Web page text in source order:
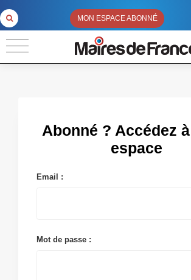
MON ESPACE ABONNÉ
Abonné ? Accédez
espace
Email :
Mot de passe :